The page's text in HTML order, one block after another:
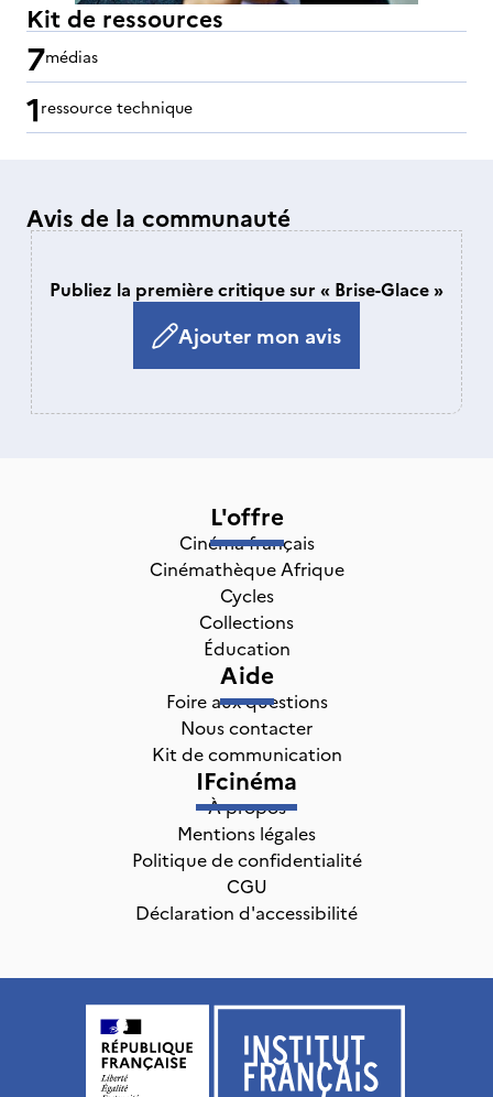
Kit de ressources
7médias
1ressource technique
Avis de la communauté
Publiez la première critique sur « Brise-Glace »
Ajouter mon avis
L'offre
Cinéma français
Cinémathèque Afrique
Cycles
Collections
Éducation
Aide
Foire aux questions
Nous contacter
Kit de communication
IFcinéma
À propos
Mentions légales
Politique de confidentialité
CGU
Déclaration d'accessibilité